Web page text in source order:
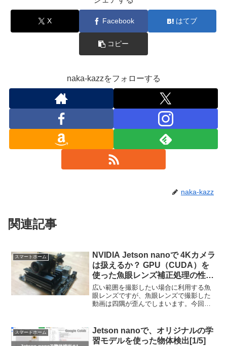
X Facebook はてブ
コピー
naka-kazzをフォローする
naka-kazz
関連記事
スマートホーム
NVIDIA Jetson nanoで 4Kカメラ
は扱えるか？ GPU（CUDA）を
使った魚眼レンズ補正処理の性能
を徹底検証
広い範囲を撮影したい場合に利用する魚
眼レンズですが、魚眼レンズで撮影した
動画は四隅が歪んでしまいます。今回は
ルタイム（4K@30fps）でできるか検証し
てみました。
スマートホーム
Jetson nanoで、オリジナルの学
習モデルを使った物体検出[1/5]